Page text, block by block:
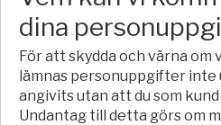
dina
För att skydda och värna
lämnas personuppgifter
angivits utan att du som
Undantag till detta görs om